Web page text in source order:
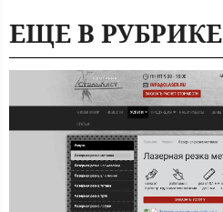
ЕЩЕ В РУБРИКЕ